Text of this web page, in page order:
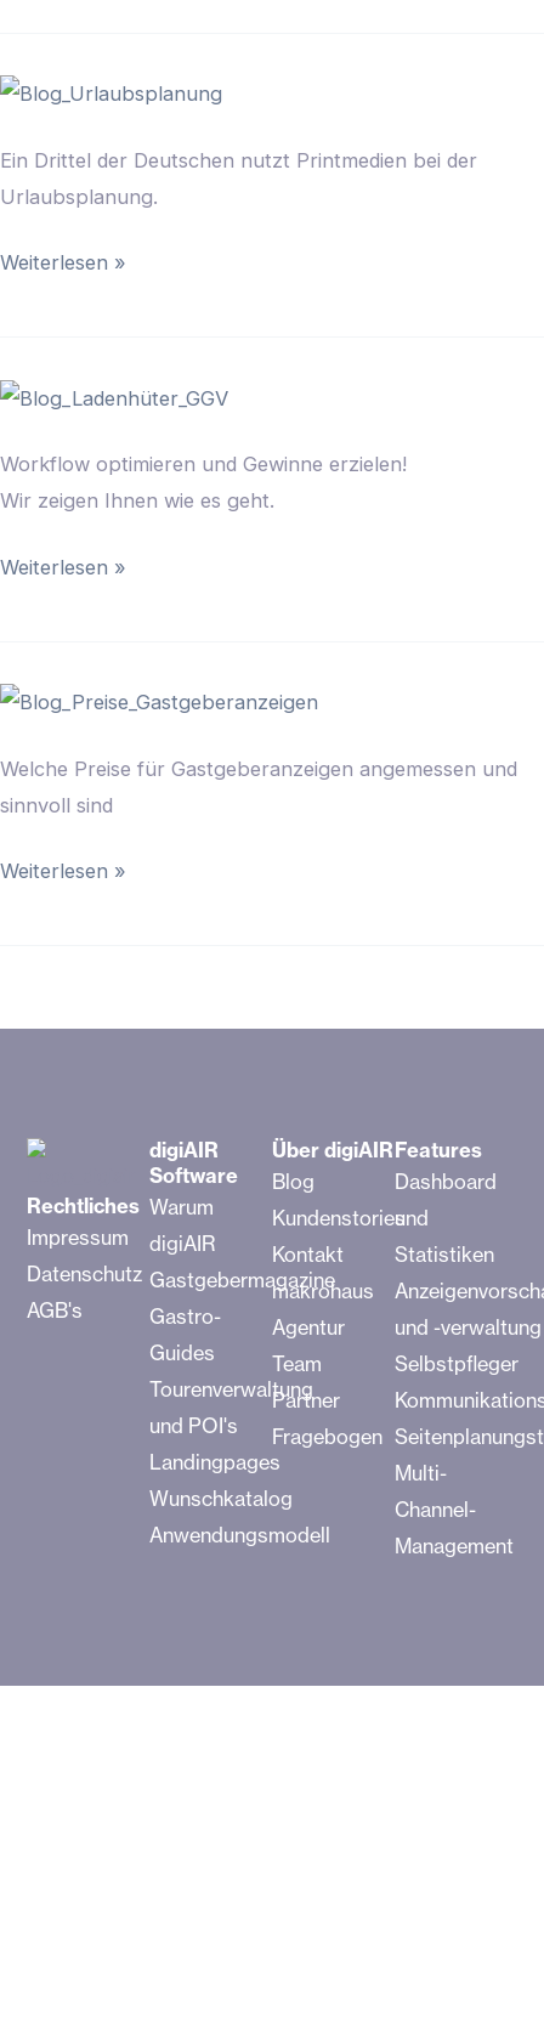
Ein Drittel der Deutschen nutzt Printmedien bei der
Urlaubsplanung.
Urlaubsplanung
ein
Prozess
Weiterlesen »
Workflow optimieren und Gewinne erzielen!
Wir zeigen Ihnen wie es geht.
Ladenhüter
Weiterlesen »
Welche Preise für Gastgeberanzeigen angemessen und
sinnvoll sind
Preise
Gastgeberanzeigen
Weiterlesen »
Rechtliches
Impressum
Datenschutz
AGB's
digiAIR
Software
Warum
digiAIR
Gastgebermagazine
Gastro-
Guides
Tourenverwaltung
und POI's
Landingpages
Wunschkatalog
Anwendungsmodell
Über digiAIR
Blog
Kundenstories
Kontakt
makrohaus
Agentur
Team
Partner
Fragebogen
Features
Dashboard
und
Statistiken
und -verwaltung
Selbstpfleger
Multi-
Channel-
Management